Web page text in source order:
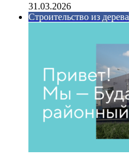
31.03.2026
Строительство из дерева